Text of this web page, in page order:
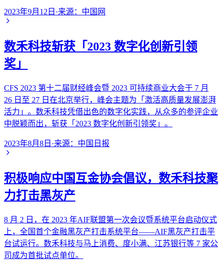
2023年9月12日 ·来源： 中国网
数禾科技斩获「2023 数字化创新引领
奖」
CFS 2023 第十二届财经峰会暨 2023 可持续商业大会于 7 月
26 日至 27 日在北京举行，峰会主题为「激活高质量发展澎湃
活力」。数禾科技凭借出色的数字化实践，从众多的参评企业
中脱颖而出，斩获「2023 数字化创新引领奖」。
2023年8月8日 ·来源： 中国日报
积极响应中国互金协会倡议，数禾科技聚
力打击黑灰产
8 月 2 日，在 2023 年AIF联盟第一次会议暨系统平台启动仪式
上，全国首个金融黑灰产打击系统平台——AIF黑灰产打击平
台试运行。数禾科技与马上消费、度小满、江苏银行等 7 家公
司成为首批试点单位。